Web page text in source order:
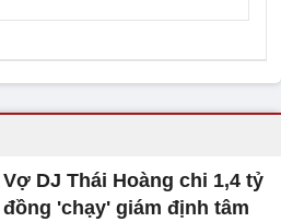
Vợ DJ Thái Hoàng chi 1,4 tỷ
đồng 'chạy' giám định tâm